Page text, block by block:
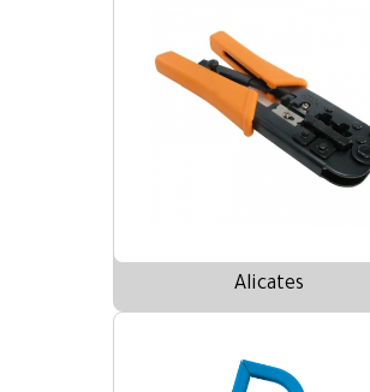
Alicates